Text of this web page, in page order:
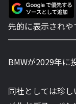
先的に表示され
BMWが2029年に
同社としては珍し